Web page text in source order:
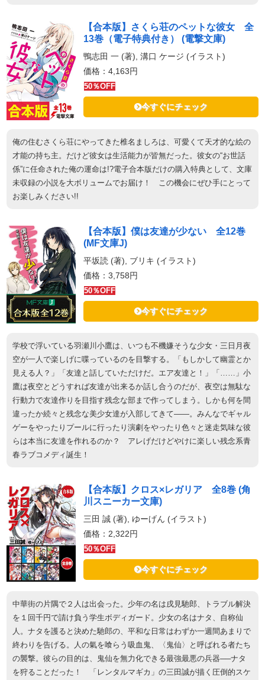
【合本版】さくら荘のペットな彼女 全
13巻（電子特典付き） (電撃文庫)
鴨志田 一 (著), 溝口 ケージ (イラスト)
価格：4,163円
50％OFF
今すぐにチェック
俺の住むさくら荘にやってきた椎名ましろは、可愛くて天才的な絵の
才能の持ち主。だけど彼女は生活能力が皆無だった。彼女の“お世話
係”に任命された俺の運命は!?電子合本版だけの購入特典として、文庫
未収録の小説を大ボリュームでお届け！ この機会にぜひ手にとって
お楽しみください!!
【合本版】僕は友達が少ない 全12巻
(MF文庫J)
平坂読 (著), ブリキ (イラスト)
価格：3,758円
50％OFF
今すぐにチェック
学校で浮いている羽瀬川小鷹は、いつも不機嫌そうな少女・三日月夜
空が一人で楽しげに喋っているのを目撃する。「もしかして幽霊とか
見える人？」「友達と話していただけだ。エア友達と！」「……」小
鷹は夜空とどうすれば友達が出来るか話し合うのだが、夜空は無駄な
行動力で友達作りを目指す残念な部まで作ってしまう。しかも何を間
違ったか続々と残念な美少女達が入部してきて――。みんなでギャル
ゲーをやったりプールに行ったり演劇をやったり色々と迷走気味な彼
らは本当に友達を作れるのか？ アレげだけどやけに楽しい残念系青
春ラブコメディ誕生！
【合本版】クロス×レガリア 全8巻 (角
川スニーカー文庫)
三田 誠 (著), ゆーげん (イラスト)
価格：2,322円
50％OFF
今すぐにチェック
中華街の片隅で２人は出会った。少年の名は戌見馳郎、トラブル解決
を１回千円で請け負う学生ボディガード。少女の名はナタ、自称仙
人。ナタを護ると決めた馳郎の、平和な日常はわずか一週間あまりで
終わりを告げる。人の氣を喰らう吸血鬼、〈鬼仙〉と呼ばれる者たち
の襲撃。彼らの目的は、鬼仙を無力化できる最強最悪の兵器──ナタ
を狩ることだった！ 「レンタルマギカ」の三田誠が描く圧倒的スケ